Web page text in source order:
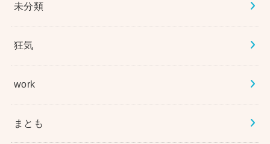
未分類
狂気
work
まとも